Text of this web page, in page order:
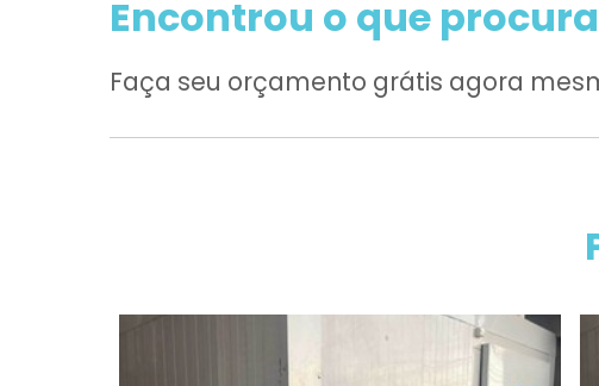
Encontrou o que
Faça seu orçamento grátis agora